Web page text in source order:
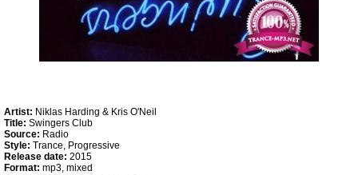
Artist: Niklas Harding & Kris O'Neil
Title: Swingers Club
Source: Radio
Style: Trance, Progressive
Release date: 2015
Format: mp3, mixed